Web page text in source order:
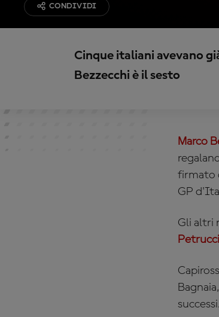
CONDIVIDI
Cinque italiani avevano
Bezzecchi è il sesto
Marco
firmato
GP
Gli altri
Petrucci